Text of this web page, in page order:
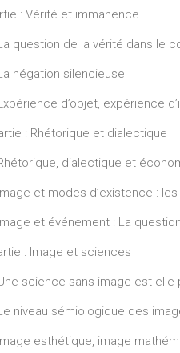
: Vérité et immanence
question de la vérité dans le
négation silencieuse
d’objet, expérience
: Rhétorique et dialectique
dialectique et
et modes d’existence :
et événement : La
: Image et sciences
science sans image est-elle
niveau sémiologique des
esthétique, image